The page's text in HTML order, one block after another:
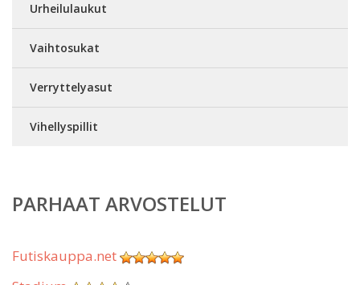
Urheilulaukut
Vaihtosukat
Verryttelyasut
Vihellyspillit
PARHAAT ARVOSTELUT
Futiskauppa.net